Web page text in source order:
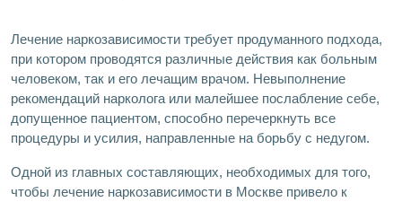
Лечение наркозависимости требует продуманного подхода,
при котором проводятся различные действия как больным
человеком, так и его лечащим врачом. Невыполнение
рекомендаций нарколога или малейшее послабление себе,
допущенное пациентом, способно перечеркнуть все
процедуры и усилия, направленные на борьбу с недугом.
Одной из главных составляющих, необходимых для того,
чтобы лечение наркозависимости в Москве привело к